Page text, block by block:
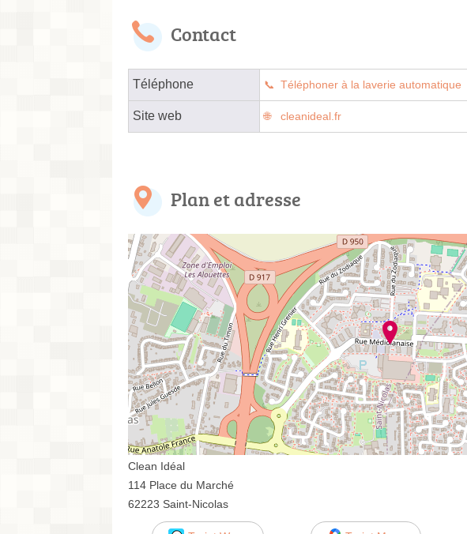
Contact
Téléphone Téléphoner à la laverie automatique
Site web cleanideal.fr
Plan et adresse
Clean Idéal
114 Place du Marché
62223 Saint-Nicolas